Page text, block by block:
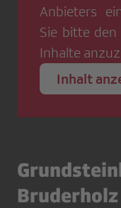
Anbieters
Sie bitte
Inhalte
Inhalt